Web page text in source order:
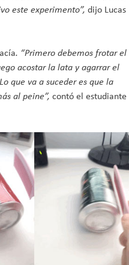
este experimento”, dijo Lucas
. “Primero debemos frotar el
acostar la lata y agarrar el
que va a suceder es que la
al peine”, contó el estudiante